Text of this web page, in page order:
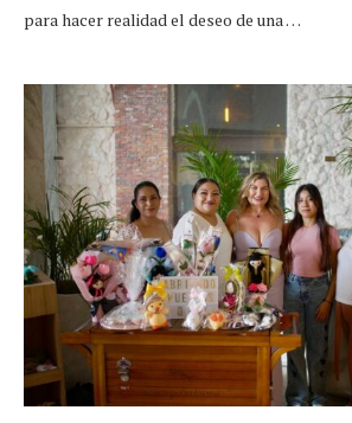
para hacer realidad el deseo de una …